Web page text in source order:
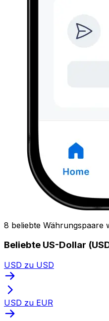
8 beliebte Währungspaare
Beliebte US-Dollar
USD zu USD
USD zu EUR